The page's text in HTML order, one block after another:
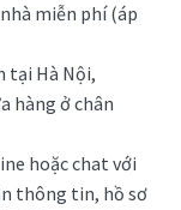
miễn phí (áp
tại Hà Nội,
hàng ở chân
hoặc chat với
thông tin, hồ sơ